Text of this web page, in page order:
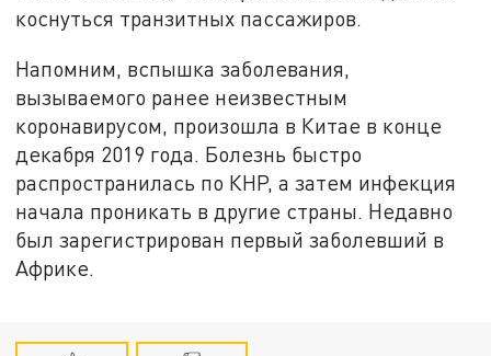
коснуться транзитных пассажиров.
Напомним, вспышка заболевания,
вызываемого ранее неизвестным
коронавирусом, произошла в Китае в конце
декабря 2019 года. Болезнь быстро
распространилась по КНР, а затем инфекция
начала проникать в другие страны. Недавно
был зарегистрирован первый заболевший в
Африке.